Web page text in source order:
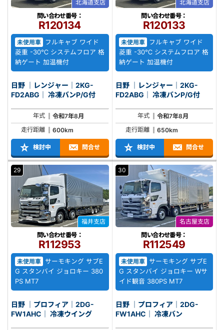
北海道支店
問い合わせ番号：
R120134
未使用車
フルキャブ ワイド
菱重 -30℃ システムフロア 格
納ゲート 加温機付
日野 ｜レンジャー｜2KG-
FD2ABG｜ 冷凍バンP/G付
年式
令和7年8月
走行距離
600km
検討中 問合せ
北海道支店
問い合わせ番号：
R120133
未使用車 フルキャブ ワイド
菱重 -30℃ システムフロア 格
納ゲート 加温機付
日野 ｜レンジャー｜2KG-
FD2ABG｜ 冷凍バンP/G付
年式
令和7年8月
走行距離
650km
検討中 問合せ
29
福井支店
問い合わせ番号：
R112953
未使用車
サーモキング サブE
G スタンバイ ジョロキー 380
PS MT7
日野 ｜プロフィア｜2DG-
FW1AHC｜ 冷凍ウイング
30
名古屋支店
問い合わせ番号：
R112549
未使用車 サーモキング サブE
G スタンバイ ジョロキー Wサ
イド観音 380PS MT7
日野 ｜プロフィア｜2DG-
FW1AHC｜ 冷凍バン